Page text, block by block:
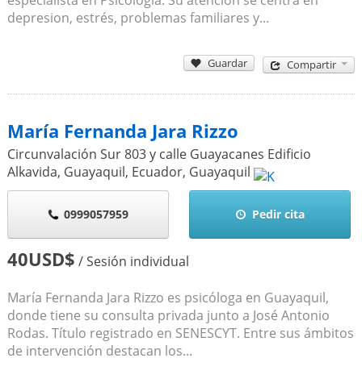
depresion, estrés, problemas familiares y...
Guardar Compartir
María Fernanda Jara Rizzo
Circunvalación Sur 803 y calle Guayacanes Edificio
Alkavida, Guayaquil, Ecuador, Guayaquil
0999057959 Pedir cita
40USD$ / Sesión individual
María Fernanda Jara Rizzo es psicóloga en Guayaquil,
donde tiene su consulta privada junto a José Antonio
Rodas. Título registrado en SENESCYT. Entre sus ámbitos
de intervención destacan los...